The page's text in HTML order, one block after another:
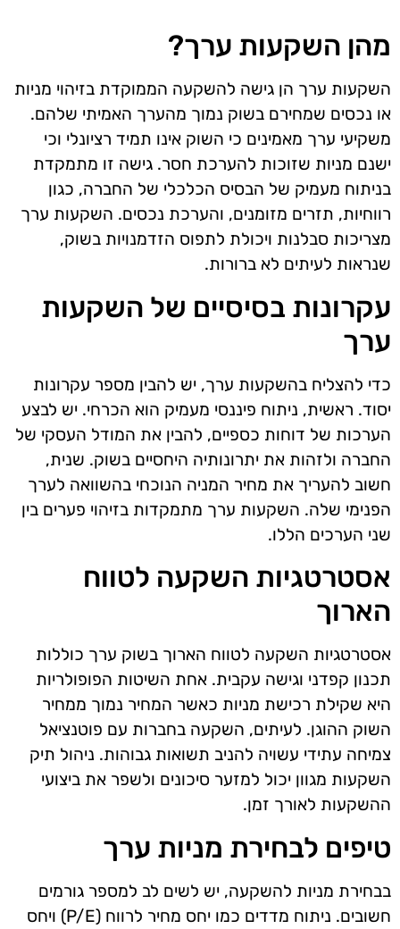
מהן השקעות ערך?
השקעות ערך הן גישה להשקעה הממוקדת בזיהוי מניות
או נכסים שמחירם בשוק נמוך מהערך האמיתי שלהם.
משקיעי ערך מאמינים כי השוק אינו תמיד רציונלי וכי
ישנם מניות שזוכות להערכת חסר. גישה זו מתמקדת
בניתוח מעמיק של הבסיס הכלכלי של החברה, כגון
רווחיות, תזרים מזומנים, והערכת נכסים. השקעות ערך
מצריכות סבלנות ויכולת לתפוס הזדמנויות בשוק,
שנראות לעיתים לא ברורות.
עקרונות בסיסיים של השקעות
ערך
כדי להצליח בהשקעות ערך, יש להבין מספר עקרונות
יסוד. ראשית, ניתוח פיננסי מעמיק הוא הכרחי. יש לבצע
הערכות של דוחות כספיים, להבין את המודל העסקי של
החברה ולזהות את יתרונותיה היחסיים בשוק. שנית,
חשוב להעריך את מחיר המניה הנוכחי בהשוואה לערך
הפנימי שלה. השקעות ערך מתמקדות בזיהוי פערים בין
שני הערכים הללו.
אסטרטגיות השקעה לטווח
הארוך
אסטרטגיות השקעה לטווח הארוך בשוק ערך כוללות
תכנון קפדני וגישה עקבית. אחת השיטות הפופולריות
היא שקילת רכישת מניות כאשר המחיר נמוך ממחיר
השוק ההוגן. לעיתים, השקעה בחברות עם פוטנציאל
צמיחה עתידי עשויה להניב תשואות גבוהות. ניהול תיק
השקעות מגוון יכול למזער סיכונים ולשפר את ביצועי
ההשקעות לאורך זמן.
טיפים לבחירת מניות ערך
בבחירת מניות להשקעה, יש לשים לב למספר גורמים
חשובים. ניתוח מדדים כמו יחס מחיר לרווח (P/E) ויחס